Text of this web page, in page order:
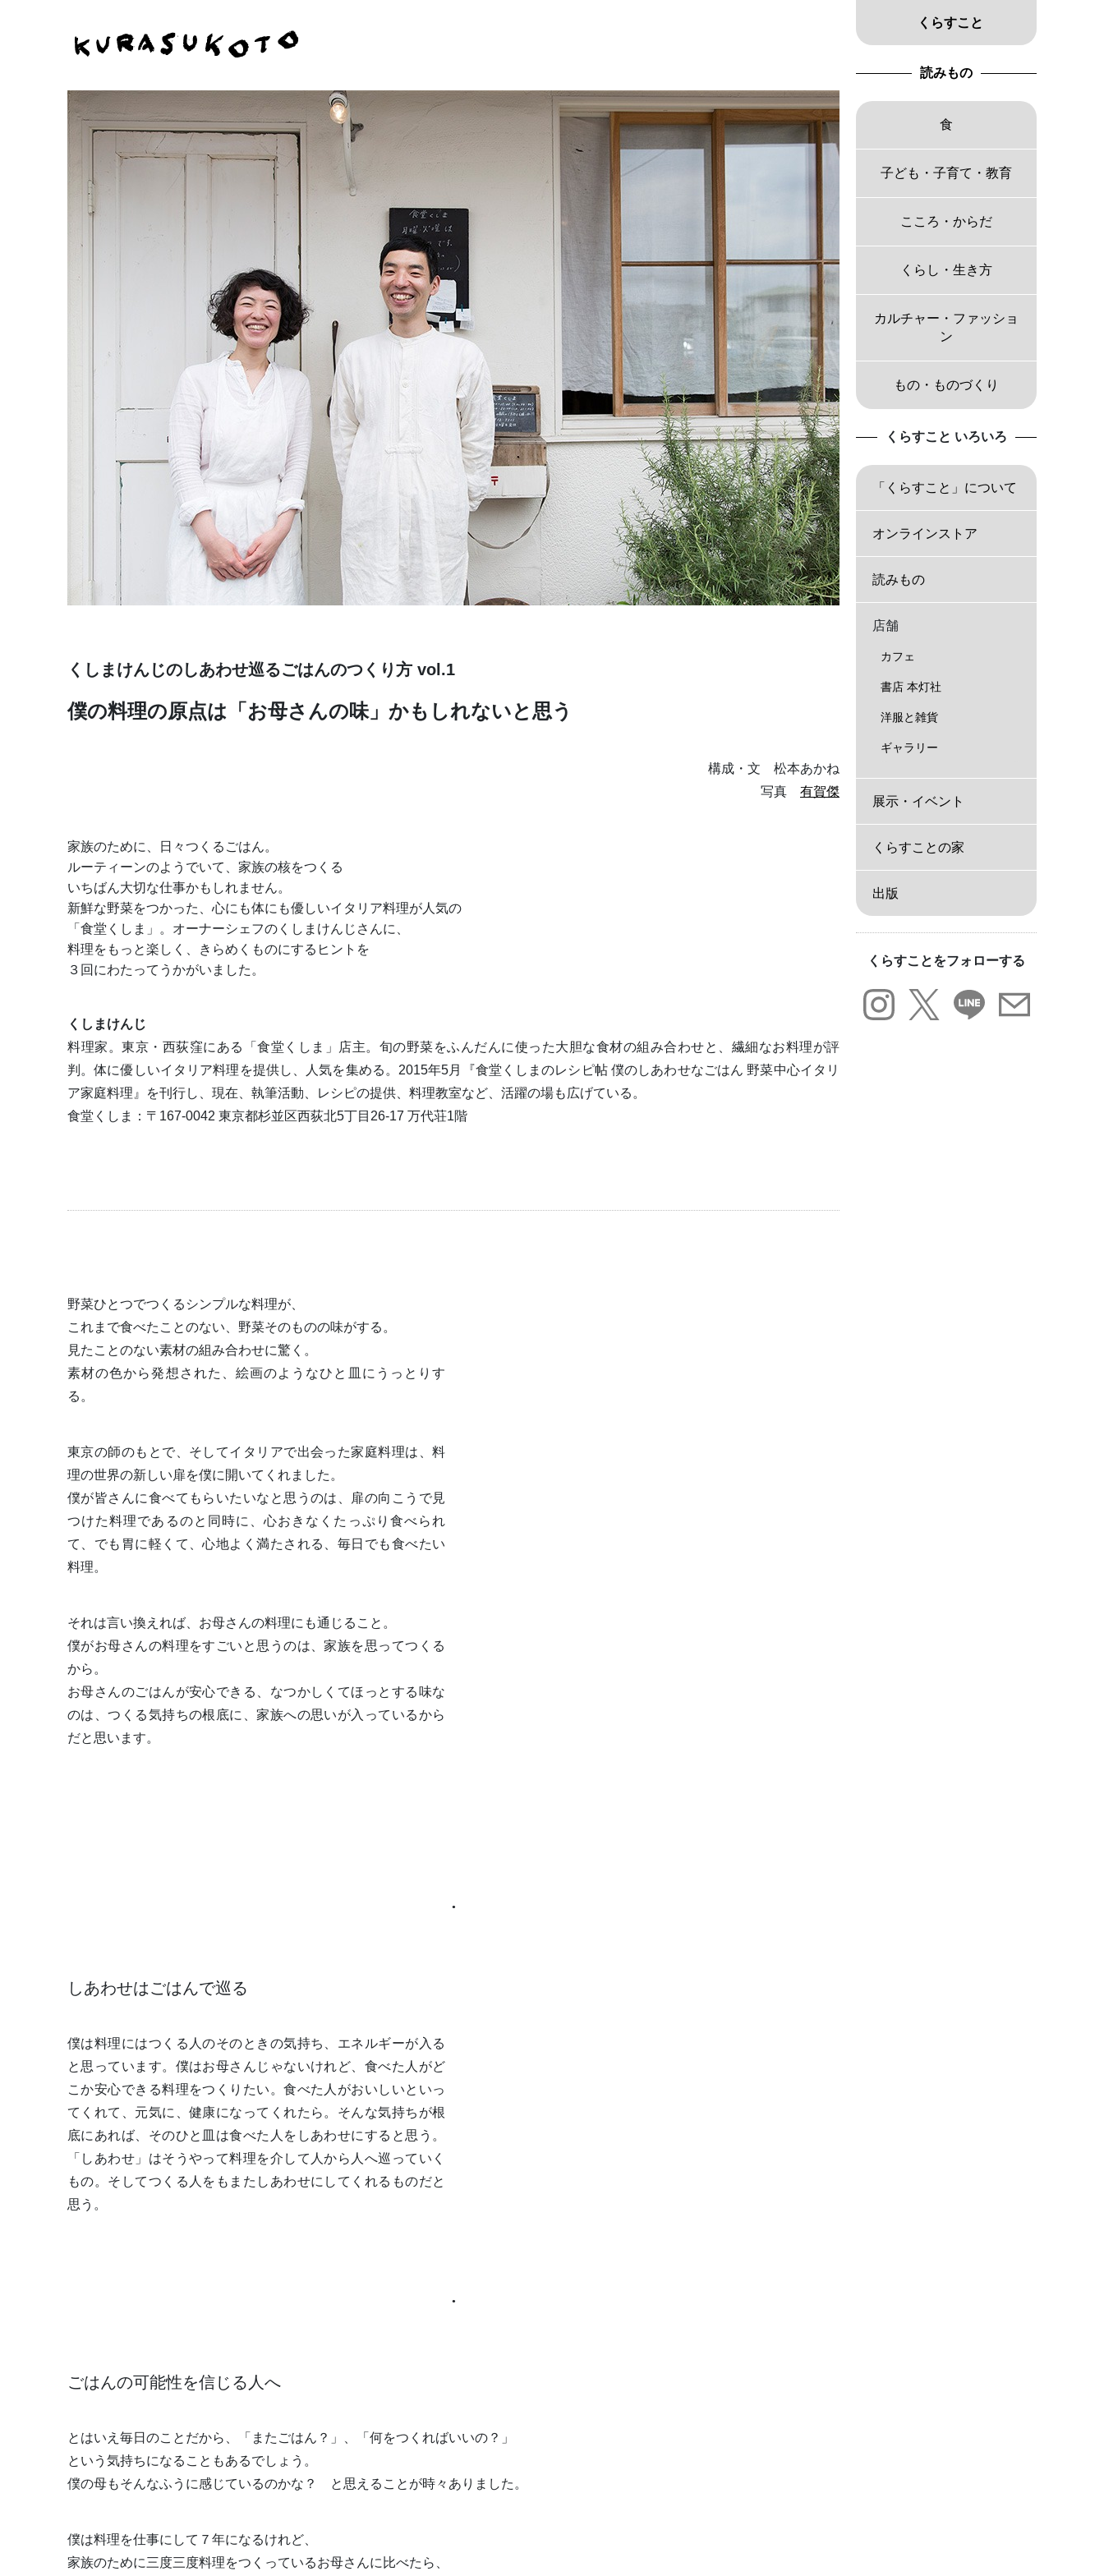
くしまけんじのしあわせ巡るごはんのつくり方 vol.1
僕の料理の原点は「お母さんの味」かもしれないと思う
構成・文 松本あかね
写真 有賀傑
家族のために、日々つくるごはん。
ルーティーンのようでいて、家族の核をつくる
いちばん大切な仕事かもしれません。
新鮮な野菜をつかった、心にも体にも優しいイタリア料理が人気の
「食堂くしま」。オーナーシェフのくしまけんじさんに、
料理をもっと楽しく、きらめくものにするヒントを
３回にわたってうかがいました。
くしまけんじ
料理家。東京・西荻窪にある「食堂くしま」店主。旬の野菜をふんだんに使った大胆な食材の組み合わせと、繊細なお料理が評
判。体に優しいイタリア料理を提供し、人気を集める。2015年5月『食堂くしまのレシピ帖 僕のしあわせなごはん 野菜中心イタリ
ア家庭料理』を刊行し、現在、執筆活動、レシピの提供、料理教室など、活躍の場も広げている。
食堂くしま：〒167-0042 東京都杉並区西荻北5丁目26-17 万代荘1階
野菜ひとつでつくるシンプルな料理が、
これまで食べたことのない、野菜そのものの味がする。
見たことのない素材の組み合わせに驚く。
素材の色から発想された、絵画のようなひと皿にうっとりす
る。
東京の師のもとで、そしてイタリアで出会った家庭料理は、料
理の世界の新しい扉を僕に開いてくれました。
僕が皆さんに食べてもらいたいなと思うのは、扉の向こうで見
つけた料理であるのと同時に、心おきなくたっぷり食べられ
て、でも胃に軽くて、心地よく満たされる、毎日でも食べたい
料理。
それは言い換えれば、お母さんの料理にも通じること。
僕がお母さんの料理をすごいと思うのは、家族を思ってつくる
から。
お母さんのごはんが安心できる、なつかしくてほっとする味な
のは、つくる気持ちの根底に、家族への思いが入っているから
だと思います。
●
しあわせはごはんで巡る
僕は料理にはつくる人のそのときの気持ち、エネルギーが入る
と思っています。僕はお母さんじゃないけれど、食べた人がど
こか安心できる料理をつくりたい。食べた人がおいしいといっ
てくれて、元気に、健康になってくれたら。そんな気持ちが根
底にあれば、そのひと皿は食べた人をしあわせにすると思う。
「しあわせ」はそうやって料理を介して人から人へ巡っていく
もの。そしてつくる人をもまたしあわせにしてくれるものだと
思う。
●
ごはんの可能性を信じる人へ
とはいえ毎日のことだから、「またごはん？」、「何をつくればいいの？」
という気持ちになることもあるでしょう。
僕の母もそんなふうに感じているのかな？ と思えることが時々ありました。
僕は料理を仕事にして７年になるけれど、
家族のために三度三度料理をつくっているお母さんに比べたら、
くらすこと
読みもの
食
子ども・子育て・教育
こころ・からだ
くらし・生き方
カルチャー・ファッショ
ン
もの・ものづくり
くらすこと いろいろ
「くらすこと」について
オンラインストア
読みもの
店舗
カフェ
書店 本灯社
洋服と雑貨
ギャラリー
展示・イベント
くらすことの家
出版
くらすことをフォローする